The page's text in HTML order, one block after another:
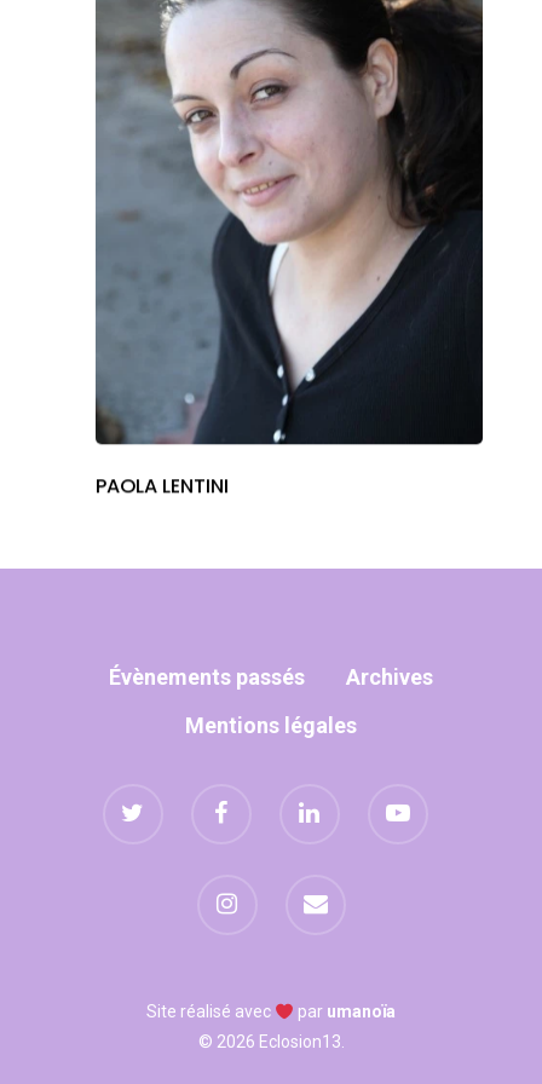
PAOLA LENTINI
Évènements passés
Archives
Mentions légales
Site réalisé avec par umanoïa
© 2026 Eclosion13.
Manhattan, NY
+216 (0)40 3629
E: